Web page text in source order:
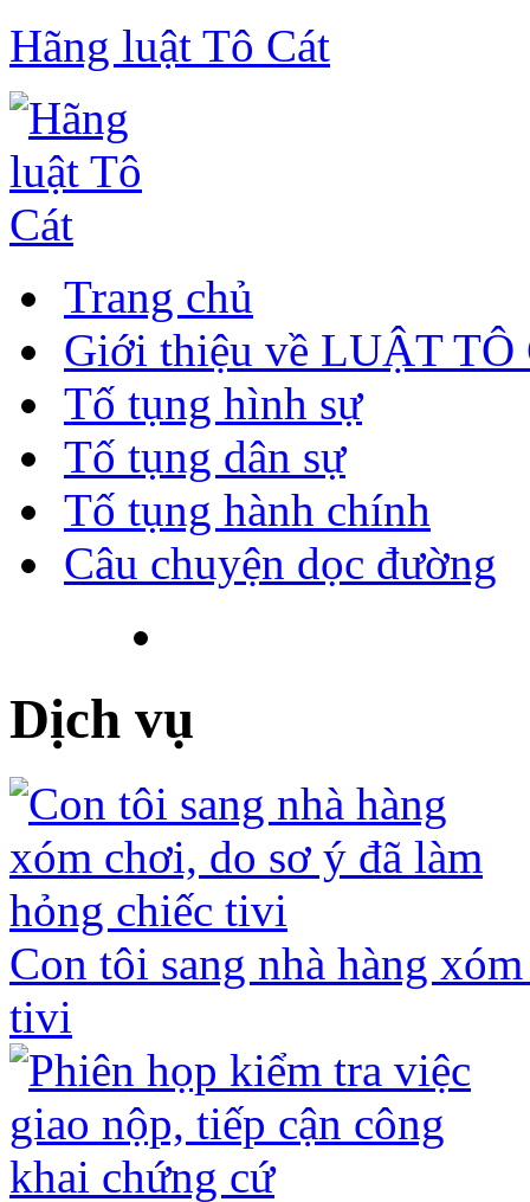
Hãng luật Tô Cát
Trang chủ
Giới thiệu về LUẬT TÔ
Tố tụng hình sự
Tố tụng dân sự
Tố tụng hành chính
Câu chuyện dọc đường
Dịch vụ
Con tôi sang nhà hàng
tivi